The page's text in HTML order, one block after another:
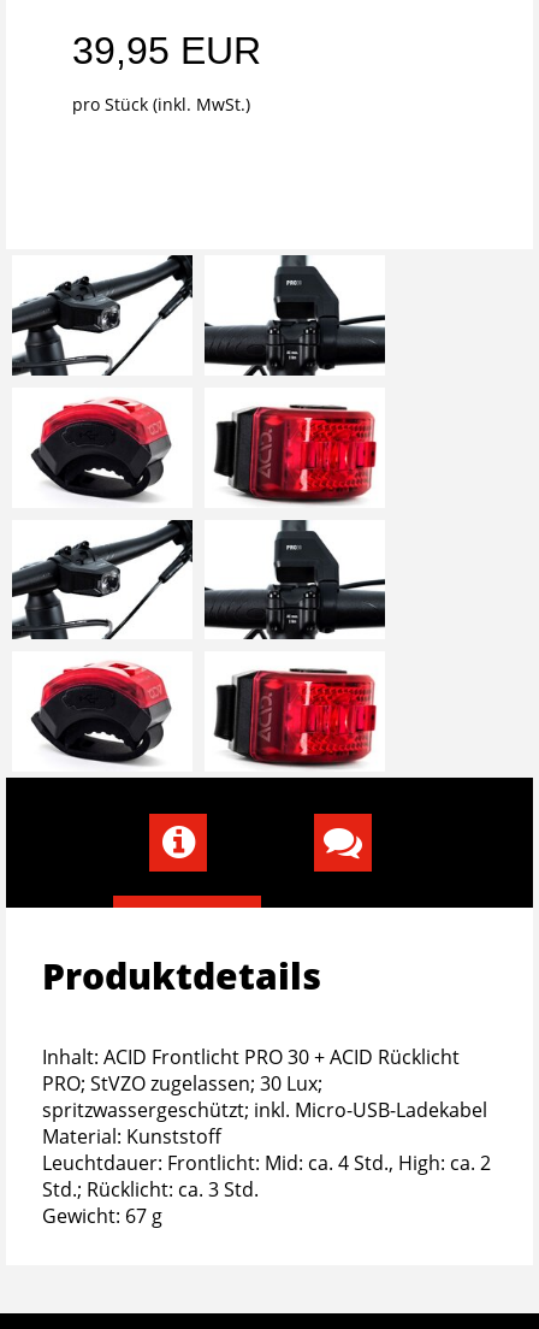
39,95 EUR
pro Stück (inkl. MwSt.)
Produktdetails
Inhalt: ACID Frontlicht PRO 30 + ACID Rücklicht
PRO; StVZO zugelassen; 30 Lux;
spritzwassergeschützt; inkl. Micro-USB-Ladekabel
Material: Kunststoff
Leuchtdauer: Frontlicht: Mid: ca. 4 Std., High: ca. 2
Std.; Rücklicht: ca. 3 Std.
Gewicht: 67 g